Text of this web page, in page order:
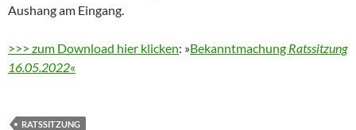
Aushang am Eingang.
>>> zum Download hier klicken: »Bekanntmachung Ratssitzung
16.05.2022«
RATSSITZUNG